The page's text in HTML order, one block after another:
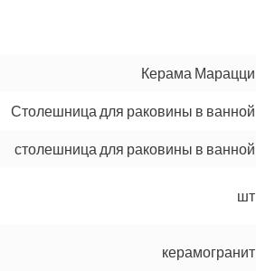
Керама Марацци
Столешница для раковины в ванной
столешница для раковины в ванной
шт
керамогранит